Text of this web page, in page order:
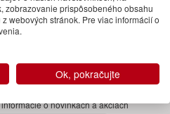
Váš email
o novinkách a akciách
zobrazovanie prispôsobeného obsahu
webových stránok. Pre viac informácií o
Ok, pokračujte